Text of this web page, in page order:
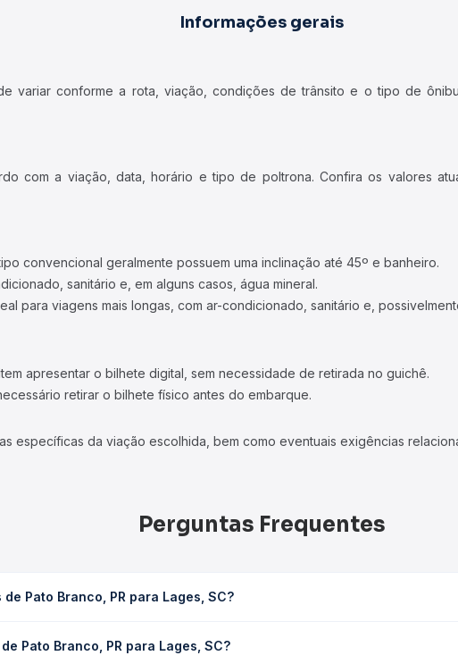
Informações gerais
variar conforme a rota, viação, condições de trânsito e o tipo de
com a viação, data, horário e tipo de poltrona. Confira os valores
convencional geralmente possuem uma inclinação até 45º e banheiro.
sanitário e, em alguns casos, água mineral.
para viagens mais longas, com ar-condicionado, sanitário e,
apresentar o bilhete digital, sem necessidade de retirada no guichê.
retirar o bilhete físico antes do embarque.
específicas da viação escolhida, bem como eventuais exigências
Perguntas Frequentes
Pato Branco, PR para Lages, SC?
você consulta os horários disponíveis e vê a duração exata de cada
Pato Branco, PR para Lages, SC?